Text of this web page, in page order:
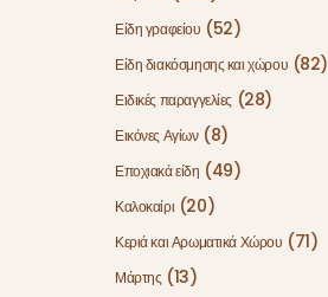
Είδη γραφείου (52)
Είδη διακόσμησης και χώρου (82)
Ειδικές παραγγελίες (28)
Εικόνες Αγίων (8)
Εποχιακά είδη (49)
Καλοκαίρι (20)
Κεριά και Αρωματικά Χώρου (71)
Μάρτης (13)